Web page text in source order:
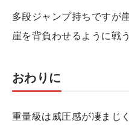
多段ジャンプ持ちですが
崖を背負わせるように戦
おわりに
重量級は威圧感が凄まじ